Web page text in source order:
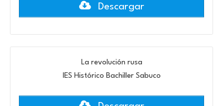
Descargar
La revolución rusa
IES Histórico Bachiller Sabuco